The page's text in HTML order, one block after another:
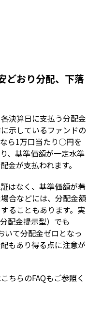
どおり分配、下落
決算日に支払う分配金
示しているファンドの
ら1万口当たり○円を
、基準価額が一定水準
金が支払われます。
はなく、基準価額が著
合などには、分配金額
ることもあります。実
配金提示型）でも
いて分配金ゼロとなっ
もあり得る点に注意が
ちらのFAQもご参照く